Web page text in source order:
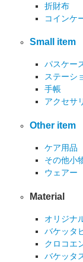
折財布
コインケ
Small item
パスケー
ステーシ
手帳
アクセサ
Other item
ケア用品
その他小
ウェアー
Material
オリジナ
バケッタ
クロコエ
バケッタ